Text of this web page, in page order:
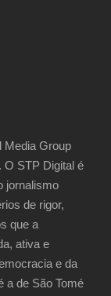
Media Group
O STP Digital é
jornalismo
de rigor,
que a
ativa e
e da
a de São Tomé